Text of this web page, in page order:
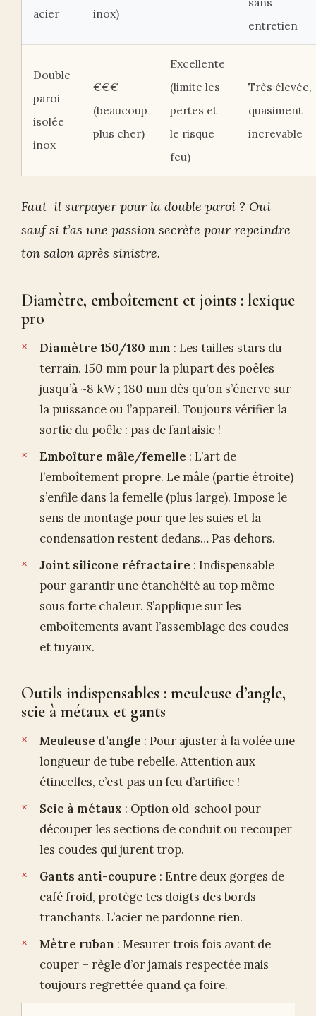
acier inox)
entretien
Double
paroi
isolée
inox
€€€
(beaucoup
plus cher)
Excellente
(limite les
pertes et
le risque
feu)
Très élevée,
quasiment
increvable
Faut-il surpayer pour la double paroi ? Oui —
sauf si t’as une passion secrète pour repeindre
ton salon après sinistre.
Diamètre, emboîtement et joints : lexique
pro
Diamètre 150/180 mm : Les tailles stars du
terrain. 150 mm pour la plupart des poêles
jusqu’à ~8 kW ; 180 mm dès qu’on s’énerve sur
la puissance ou l’appareil. Toujours vérifier la
sortie du poêle : pas de fantaisie !
Emboîture mâle/femelle : L’art de
l’emboîtement propre. Le mâle (partie étroite)
s’enfile dans la femelle (plus large). Impose le
sens de montage pour que les suies et la
condensation restent dedans… Pas dehors.
Joint silicone réfractaire : Indispensable
pour garantir une étanchéité au top même
sous forte chaleur. S’applique sur les
emboîtements avant l’assemblage des coudes
et tuyaux.
Outils indispensables : meuleuse d’angle,
scie à métaux et gants
Meuleuse d’angle : Pour ajuster à la volée une
longueur de tube rebelle. Attention aux
étincelles, c’est pas un feu d’artifice !
Scie à métaux : Option old-school pour
découper les sections de conduit ou recouper
les coudes qui jurent trop.
Gants anti-coupure : Entre deux gorges de
café froid, protège tes doigts des bords
tranchants. L’acier ne pardonne rien.
Mètre ruban : Mesurer trois fois avant de
couper – règle d’or jamais respectée mais
toujours regrettée quand ça foire.